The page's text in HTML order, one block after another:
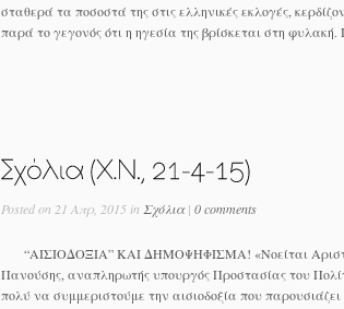
σταθερά τα ποσοστά της στις ελληνικές εκλογές,
παρά το γεγονός ότι η ηγεσία της βρίσκεται στη φυλακή.
Posted on 21 Απρ, 2015 in Σχόλια| 0 comments
“ΑΙΣΙΟΔΟΞΙΑ” ΚΑΙ ΔΗΜΟΨΗΦΙΣΜΑ! «Νοείται
Πανούσης, αναπληρωτής υπουργός Προστασίας του
πολύ να συμμεριστούμε την αισιοδοξία που